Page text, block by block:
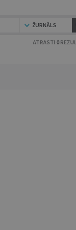
ŽURNĀLS
ATRASTI 0